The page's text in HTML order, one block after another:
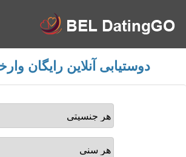
دوستیابی آنلاین رایگان